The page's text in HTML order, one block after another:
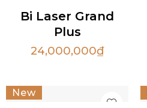
Bi Laser Grand
Plus
24,000,000₫
New